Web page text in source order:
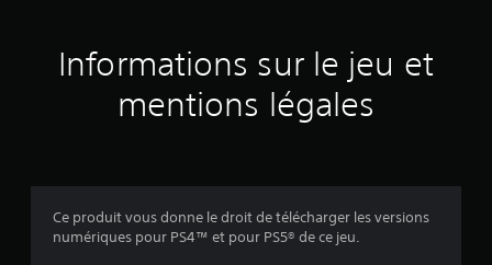
a
Informations sur le jeu et
mentions légales
Ce produit vous donne le droit de télécharger les versions
numériques pour PS4™ et pour PS5® de ce jeu.